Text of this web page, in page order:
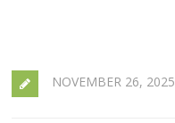
NOVEMBER 26, 2025